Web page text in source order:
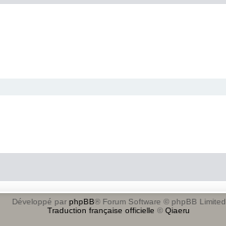
Développé par phpBB® Forum Software © phpBB Limited
Traduction française officielle © Qiaeru